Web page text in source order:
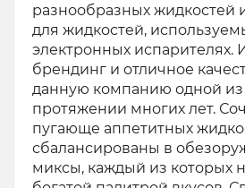
разнообразных жидкостей
для жидкостей,
электронных испарителях.
брендинг и отличное
данную компанию одной
протяжении многих лет.
пугающе аппетитных
сбалансированы в
миксы, каждый из которых